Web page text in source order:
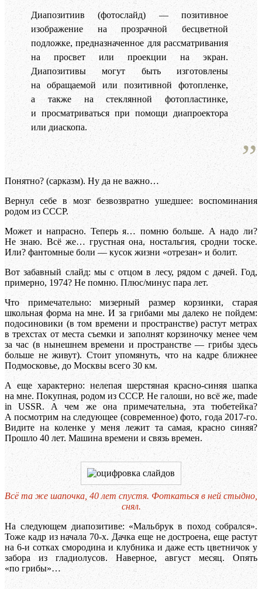
Диапозитиив (фотослайд) — позитивное
изображение на прозрачной бесцветной
подложке, предназначенное для рассматривания
на просвет или проекции на экран.
Диапозитивы могут быть изготовлены
на обращаемой или позитивной фотопленке,
а также на стеклянной фотопластинке,
и просматриваться при помощи диапроектора
или диаскопа.
Понятно? (сарказм). Ну да не важно…
Вернул себе в мозг безвозвратно ушедшее: воспоминания
родом из СССР.
Может и напрасно. Теперь я… помню больше. А надо ли?
Не знаю. Всё же… грустная она, ностальгия, сродни тоске.
Или? фантомные боли — кусок жизни «отрезан» и болит.
Вот забавный слайд: мы с отцом в лесу, рядом с дачей. Год,
примерно, 1974? Не помню. Плюс/минус пара лет.
Что примечательно: мизерный размер корзинки, старая
школьная форма на мне. И за грибами мы далеко не пойдем:
подосиновики (в том времени и пространстве) растут метрах
в трехстах от места съемки и заполнят корзиночку менее чем
за час (в нынешнем времени и пространстве — грибы здесь
больше не живут). Стоит упомянуть, что на кадре ближнее
Подмосковье, до Москвы всего 30 км.
А еще характерно: нелепая шерстяная красно-синяя шапка
на мне. Покупная, родом из СССР. Не галоши, но всё же, made
in USSR. А чем же она примечательна, эта тюбетейка?
А посмотрим на следующее (современное) фото, года 2017-го.
Видите на коленке у меня лежит та самая, красно синяя?
Прошло 40 лет. Машина времени и связь времен.
Всё та же шапочка, 40 лет спустя. Фоткаться в ней стыдно,
снял.
На следующем диапозитиве: «Мальбрук в поход собрался».
Тоже кадр из начала 70-х. Дачка еще не достроена, еще растут
на 6-и сотках смородина и клубника и даже есть цветничок у
забора из гладиолусов. Наверное, август месяц. Опять
«по грибы»…